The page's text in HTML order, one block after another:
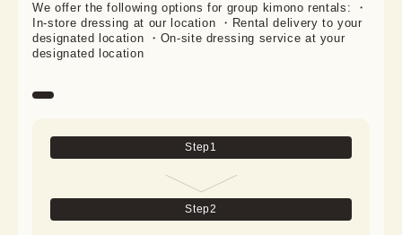
We offer the following options for group kimono rentals: ・
In-store dressing at our location ・Rental delivery to your
designated location ・On-site dressing service at your
designated location
Step1
Step2